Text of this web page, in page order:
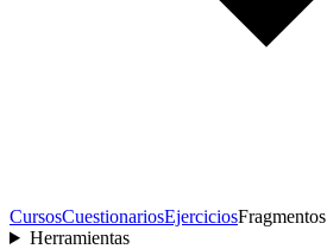
CursosCuestionariosEjerciciosFragmentos
Herramientas